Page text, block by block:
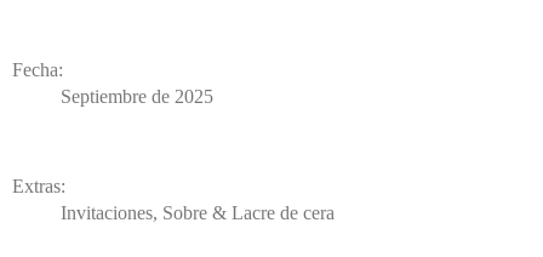
Fecha:
Septiembre de 2025
Extras:
Invitaciones, Sobre & Lacre de cera